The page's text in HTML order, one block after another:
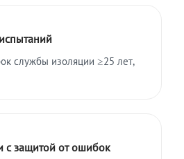
службы изоляции ≥25 лет,
с защитой от ошибок